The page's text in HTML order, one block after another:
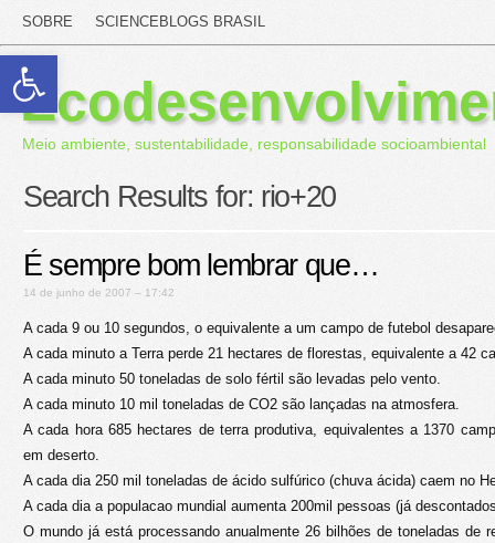
Abrir a barra de ferramentas
SOBRE SCIENCEBLOGS BRASIL
Meio ambiente, sustentabilidade, responsabilidade socioambiental
Search Results for: rio+20
É sempre bom lembrar que…
14 de junho de 2007 – 17:42
A cada 9 ou 10 segundos, o equivalente a um campo de futebol
A cada minuto a Terra perde 21 hectares de florestas, equivalente a 42
A cada minuto 50 toneladas de solo fértil são levadas pelo vento.
A cada minuto 10 mil toneladas de CO2 são lançadas na atmosfera.
A cada hora 685 hectares de terra produtiva, equivalentes a 1370
em deserto.
A cada dia 250 mil toneladas de ácido sulfúrico (chuva ácida) caem no
A cada dia a populacao mundial aumenta 200mil pessoas (já
O mundo já está processando anualmente 26 bilhões de toneladas de